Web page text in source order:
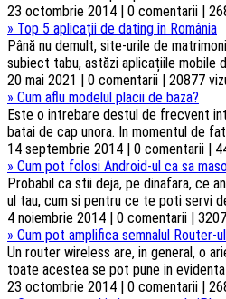
23 octombrie 2014 | 0 comentarii |
» Top 5 aplicații de dating în România
Până nu demult, site-urile de
subiect tabu, astăzi aplicațiile mobile
20 mai 2021 | 0 comentarii | 20877
» Cum aflu modelul placii de baza?
Este o intrebare destul de frecvent
batai de cap unora. In momentul de
14 septembrie 2014 | 0 comentarii |
» Cum pot folosi Android-ul ca sa
Probabil ca stii deja, pe dinafara, ce
ul tau, cum si pentru ce te poti servi
4 noiembrie 2014 | 0 comentarii |
» Cum pot amplifica semnalul Router-
Un router wireless are, in general, o
toate acestea se pot pune in evidenta
23 octombrie 2014 | 0 comentarii |